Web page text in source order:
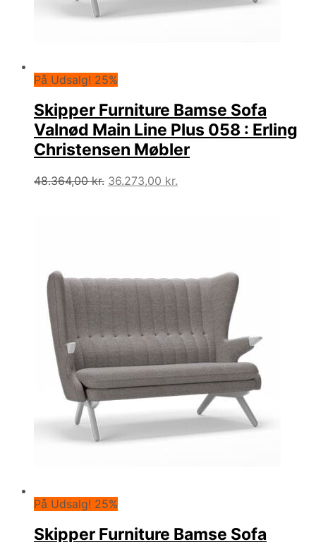
På Udsalg! 25%
Skipper Furniture Bamse Sofa
Valnød Main Line Plus 058 : Erling
Christensen Møbler
48.364,00kr. Den
36.273,00 kr.
På Udsalg! 25%
Skipper Furniture Bamse Sofa